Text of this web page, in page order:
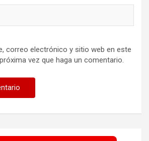
correo electrónico y sitio web en este
vez que haga un comentario.